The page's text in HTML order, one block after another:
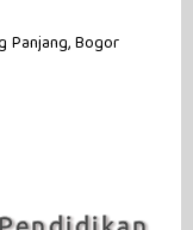
Panjang, Bogor